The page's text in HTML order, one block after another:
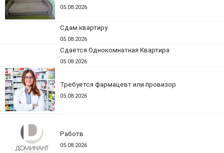
05.08.2026
Сдам квартиру
05.08.2026
Сдаётся Однокомнатная Квартира
05.08.2026
Требуется фармацевт или провизор
05.08.2026
Работв
05.08.2026